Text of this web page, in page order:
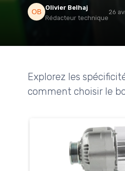
Olivier Belhaj
Rédacteur technique
26
Explorez les
comment choisir le